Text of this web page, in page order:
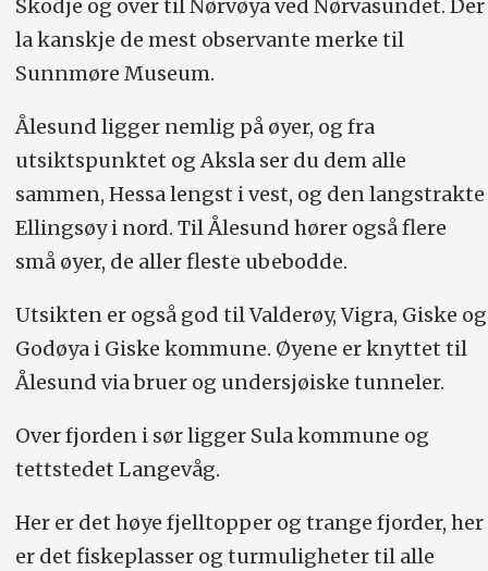
Skodje og over til Nørvøya ved Nørvasundet. Der
la kanskje de mest observante merke til
Sunnmøre Museum.
Ålesund ligger nemlig på øyer, og fra
utsiktspunktet og Aksla ser du dem alle
sammen, Hessa lengst i vest, og den langstrakte
Ellingsøy i nord. Til Ålesund hører også flere
små øyer, de aller fleste ubebodde.
Utsikten er også god til Valderøy, Vigra, Giske og
Godøya i Giske kommune. Øyene er knyttet til
Ålesund via bruer og undersjøiske tunneler.
Over fjorden i sør ligger Sula kommune og
tettstedet Langevåg.
Her er det høye fjelltopper og trange fjorder, her
er det fiskeplasser og turmuligheter til alle